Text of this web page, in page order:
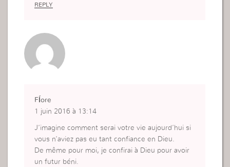
REPLY
Fĺore
1 juin 2016 à 13:14
J’imagine comment serai votre vie aujourd’hui si
vous n’aviez pas eu tant confiance en Dieu.
De même pour moi, je confirai à Dieu pour avoir
un futur béni.